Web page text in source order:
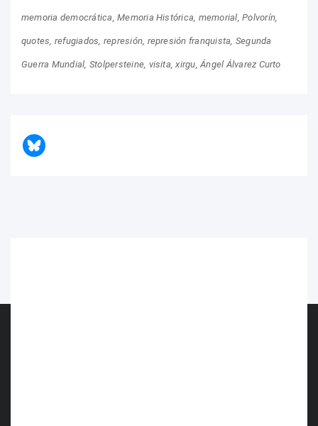
memoria democrática Memoria Histórica memorial Polvorín
quotes refugiados represión represión franquista Segunda
Guerra Mundial Stolpersteine visita xirgu Ángel Álvarez Curto